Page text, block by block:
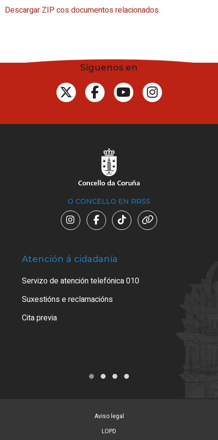
Descargar ZIP cos documentos relacionados.
Síguenos en
O CONCELLO EN RRSS
Atención á cidadanía
Servizo de atención telefónica 010
Suxestións e reclamacións
Cita previa
Aviso legal
LOPD